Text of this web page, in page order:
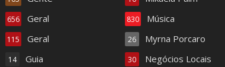
Geral
656
Geral
115
Guia
14
Música
830
Myrna Porcaro
26
Negócios Locais
30